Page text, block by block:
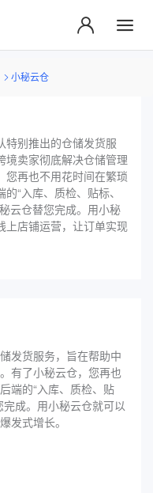
小秘云仓
特别推出的仓储发货服
境卖家彻底解决仓储管理
您再也不用花时间在繁琐
“入库、质检、贴标、
云仓替您完成。用小秘
上店铺运营，让订单实现
发货服务，旨在帮助中
有了小秘云仓，您再也
端的“入库、质检、贴
成。用小秘云仓就可以
发式增长。